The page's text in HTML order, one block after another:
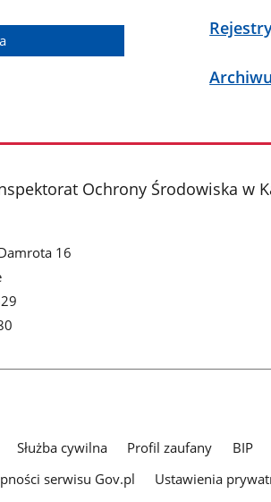
Ochrony Środowiska w
16
Służba cywilna Profil zaufany BIP
serwisu Gov.pl
Ustawienia